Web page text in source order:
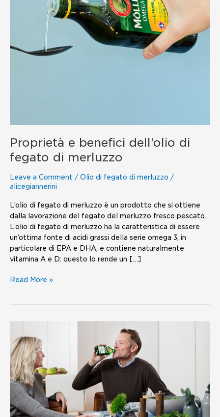
Proprietà e benefici dell’olio di
fegato di merluzzo
Leave a Comment / Olio di fegato di merluzzo /
alicegiannerini
L’olio di fegato di merluzzo è un prodotto che si ottiene
dalla lavorazione del fegato del merluzzo fresco pescato.
L’olio di fegato di merluzzo ha la caratteristica di essere
un’ottima fonte di acidi grassi della serie omega 3, in
particolare di EPA e DHA, e contiene naturalmente
vitamina A e D: questo lo rende un […]
Read More »
–
uno
dei
grandi
benefici
dell’olio
di